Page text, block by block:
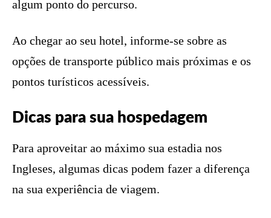
algum ponto do percurso.
Ao chegar ao seu hotel, informe-se sobre as
opções de transporte público mais próximas e os
pontos turísticos acessíveis.
Dicas para sua hospedagem
Para aproveitar ao máximo sua estadia nos
Ingleses, algumas dicas podem fazer a diferença
na sua experiência de viagem.